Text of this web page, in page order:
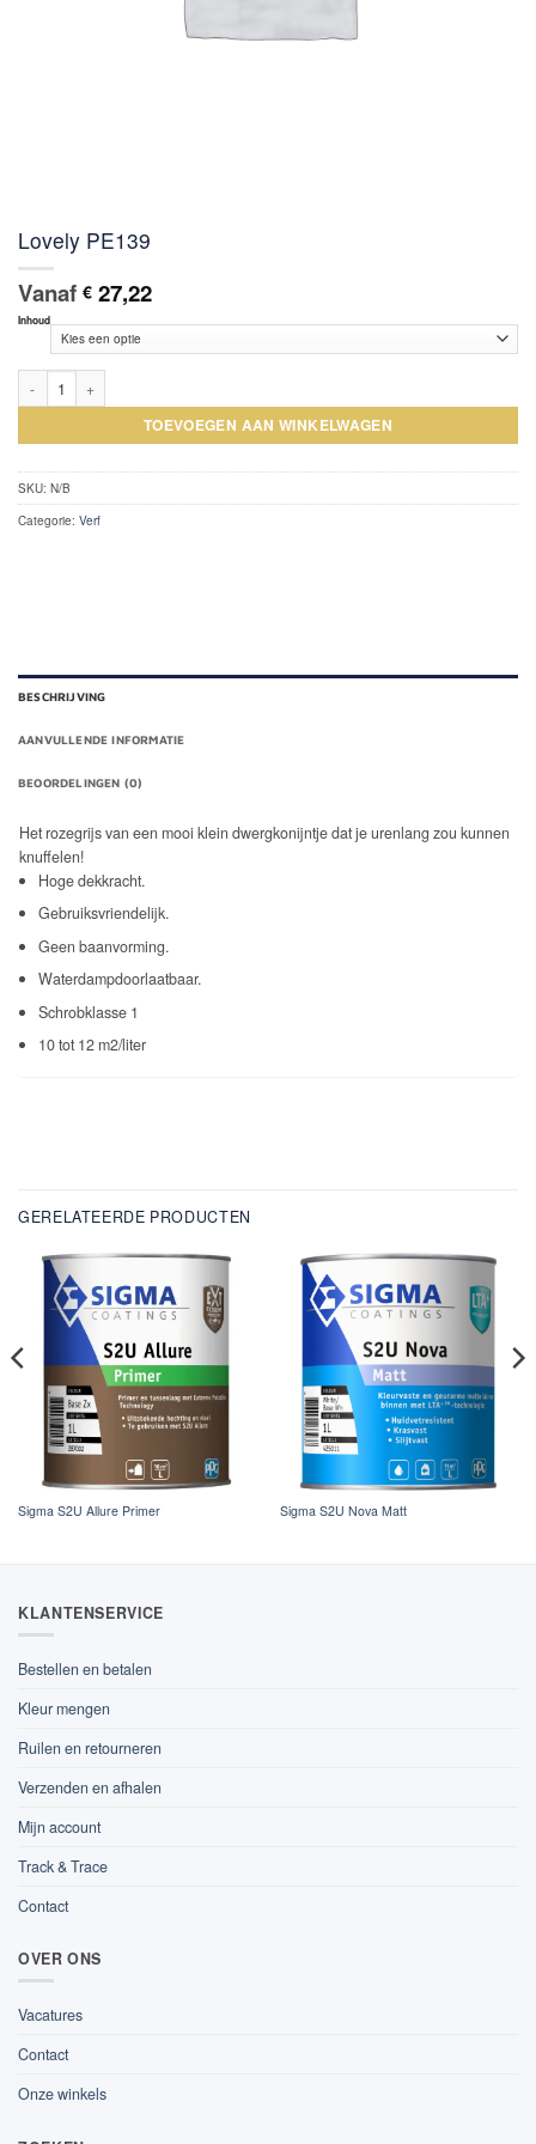
Lovely PE139
Vanaf € 27,22
Inhoud
TOEVOEGEN AAN WINKELWAGEN
SKU: N/B
Categorie: Verf
BESCHRIJVING
AANVULLENDE INFORMATIE
BEOORDELINGEN (0)
Het rozegrijs van een mooi klein dwergkonijntje dat je urenlang zou kunnen
knuffelen!
Hoge dekkracht.
Gebruiksvriendelijk.
Geen baanvorming.
Waterdampdoorlaatbaar.
Schrobklasse 1
10 tot 12 m2/liter
GERELATEERDE PRODUCTEN
Sigma S2U Allure Primer Sigma S2U Nova Matt
KLANTENSERVICE
Bestellen en betalen
Kleur mengen
Ruilen en retourneren
Verzenden en afhalen
Mijn account
Track & Trace
Contact
OVER ONS
Vacatures
Contact
Onze winkels